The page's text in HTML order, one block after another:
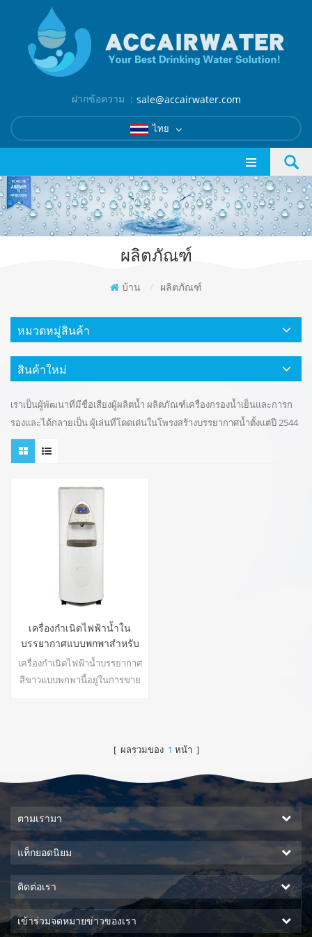
ฝากข้อความ ： sale@accairwater.com
ไทย
ผลิตภัณฑ์
บ้าน / ผลิตภัณฑ์
หมวดหมู่สินค้า
สินค้าใหม่
เราเป็นผู้พัฒนาที่มีชื่อเสียงผู้ผลิตน้ำ ผลิตภัณฑ์เครื่องกรองน้ำเย็นและการก
รองและได้กลายเป็น ผู้เล่นที่โดดเด่นในโพรงสร้างบรรยากาศน้ำตั้งแต่ปี 2544
เครื่องกำเนิดไฟฟ้าน้ำใน
บรรยากาศแบบพกพาสำหรับ
พักอาศัย HR-77L
เครื่องกำเนิดไฟฟ้าน้ำบรรยากาศ
สีขาวแบบพกพานี้อยู่ในการขาย
[ ผลรวมของ 1 หน้า ]
ตามเรามา
แท็กยอดนิยม
ติดต่อเรา
เข้าร่วมจดหมายข่าวของเรา